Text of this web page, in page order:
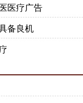
医疗广告
备良机